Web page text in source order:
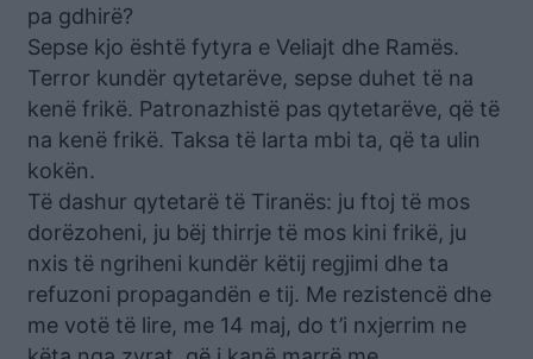
pa gdhirë?
Sepse kjo është fytyra e Veliajt dhe Ramës.
Terror kundër qytetarëve, sepse duhet të na
kenë frikë. Patronazhistë pas qytetarëve, që të
na kenë frikë. Taksa të larta mbi ta, që ta ulin
kokën.
Të dashur qytetarë të Tiranës: ju ftoj të mos
dorëzoheni, ju bëj thirrje të mos kini frikë, ju
nxis të ngriheni kundër këtij regjimi dhe ta
refuzoni propagandën e tij. Me rezistencë dhe
me votë të lire, me 14 maj, do t’i nxjerrim ne